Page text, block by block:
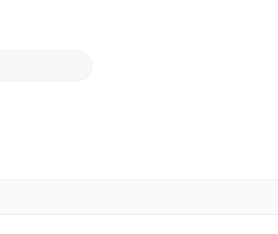
ンライン マーケットプレイスをチ